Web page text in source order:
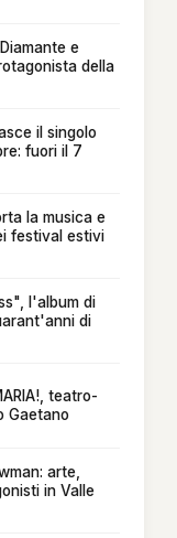
e
della
il singolo
fuori il 7
la musica e
festival estivi
l'album di
di
teatro-
Gaetano
arte,
in Valle